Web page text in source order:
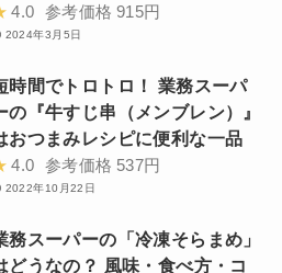
4.0 参考価格 915円
2024年3月5日
時間でトロトロ！ 業務スーパ
の『牛すじ串（メンブレン）』
おつまみレシピに便利な一品
4.0 参考価格 537円
2022年10月22日
務スーパーの「冷凍そらまめ」
どうなの？ 風味・食べ方・コ